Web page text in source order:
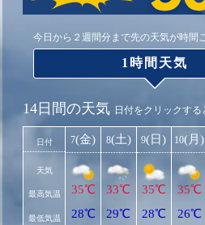
今日から２週間分まで先の天気が時間
1時間天気
14日間の天気 日付をクリックする
日付
天気
最高気温
最低気温
7(金)
35℃
28℃
8(土)
33℃
29℃
9(日)
35℃
28℃
10(月)
35℃
26℃